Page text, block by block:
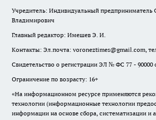
Учредитель: Индивидуальный предприниматель
Владимирович
Главный редактор: Имешев Э. И.
Контакты: Эл.почта: voroneztimes@gmail.com,
Свидетельство о регистрации ЭЛ № ФС 77 - 90000
Ограничение по возрасту: 16+
«На информационном ресурсе применяются
технологии (информационные технологии
информации на основе сбора, систематизации и